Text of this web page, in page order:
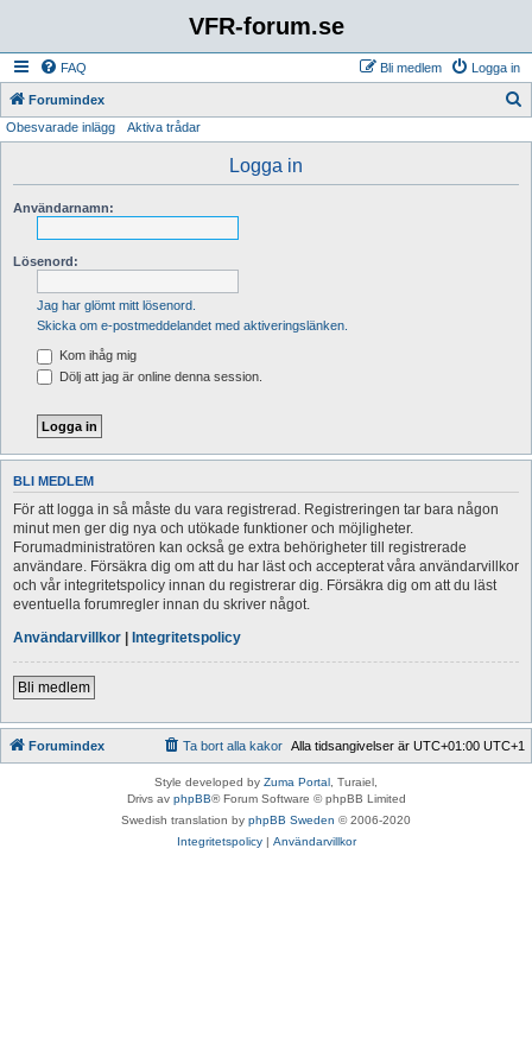
VFR-forum.se
FAQ Logga in
Bli medlem
Forumindex
Obesvarade inlägg Aktiva trådar
Logga in
Användarnamn:
Lösenord:
Jag har glömt mitt lösenord.
Skicka om e-postmeddelandet med aktiveringslänken.
Kom ihåg mig
Dölj att jag är online denna session.
BLI MEDLEM
För att logga in så måste du vara registrerad. Registreringen tar bara någon
minut men ger dig nya och utökade funktioner och möjligheter.
Forumadministratören kan också ge extra behörigheter till registrerade
användare. Försäkra dig om att du har läst och accepterat våra användarvillkor
och vår integritetspolicy innan du registrerar dig. Försäkra dig om att du läst
eventuella forumregler innan du skriver något.
Användarvillkor | Integritetspolicy
Bli medlem
Forumindex Alla tidsangivelser är UTC+01:00 UTC+1
Ta bort alla kakor
Style developed by Zuma Portal , Turaiel,
Drivs av phpBB® Forum Software © phpBB Limited
Swedish translation by phpBB Sweden © 2006-2020
Integritetspolicy| Användarvillkor